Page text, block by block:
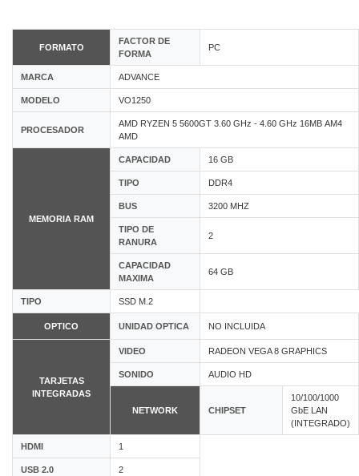
FORMATO
FACTOR DE
FORMA
PC
MARCA ADVANCE
MODELO VO1250
PROCESADOR
AMD RYZEN 5 5600GT 3.60 GHz - 4.60 GHz 16MB AM4
AMD
MEMORIA RAM
CAPACIDAD 16 GB
TIPO DDR4
BUS 3200 MHZ
TIPO DE
RANURA
2
CAPACIDAD
MAXIMA
64 GB
TIPO SSD M.2
OPTICO UNIDAD OPTICA NO INCLUIDA
TARJETAS
INTEGRADAS
VIDEO RADEON VEGA 8 GRAPHICS
SONIDO AUDIO HD
NETWORK CHIPSET
10/100/1000
GbE LAN
(INTEGRADO)
HDMI 1
USB 2.0 2